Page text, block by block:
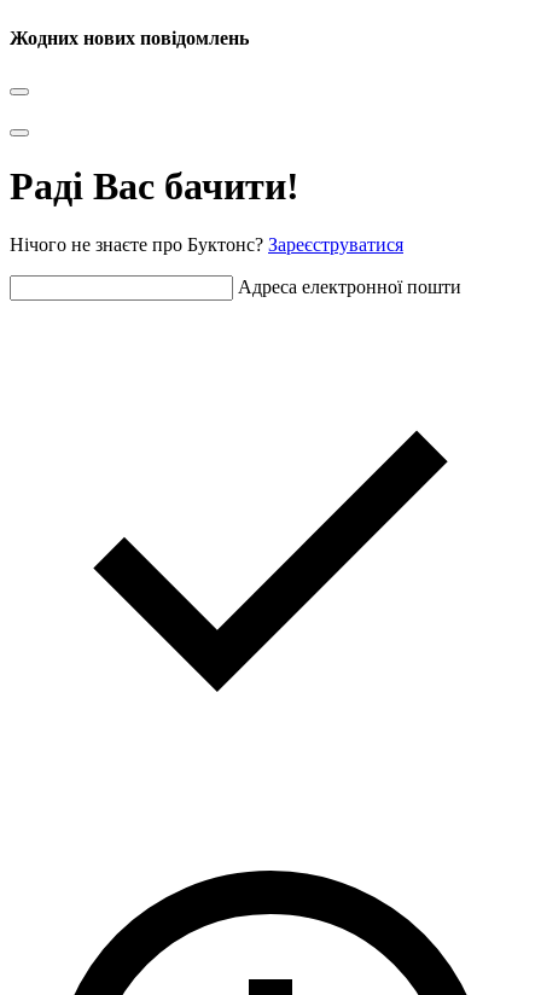
Жодних нових повідомлень
Раді Вас бачити!
Нічого не знаєте про Буктонс? Зареєструватися
Адреса електронної пошти